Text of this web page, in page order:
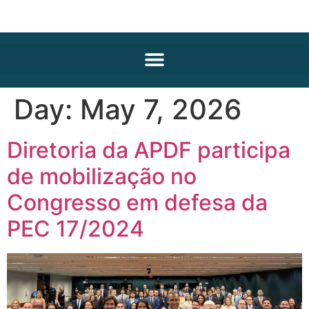
Day: May 7, 2026
Diretoria da APDF participa
de mobilização no
Congresso em defesa da
PEC 17/2024